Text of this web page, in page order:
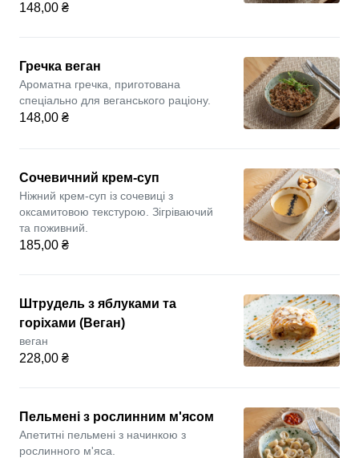
148,00 ₴
Гречка веган
Ароматна гречка, приготована
спеціально для веганського раціону.
148,00 ₴
Сочевичний крем-суп
Ніжний крем-суп із сочевиці з
оксамитовою текстурою. Зігріваючий
та поживний.
185,00 ₴
Штрудель з яблуками та
горіхами (Веган)
веган
228,00 ₴
Пельмені з рослинним м'ясом
Апетитні пельмені з начинкою з
рослинного м'яса.